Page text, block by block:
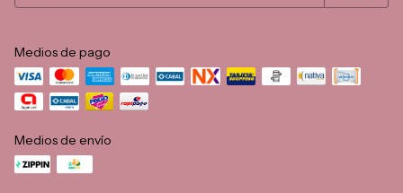
Medios de pago
Medios de envío